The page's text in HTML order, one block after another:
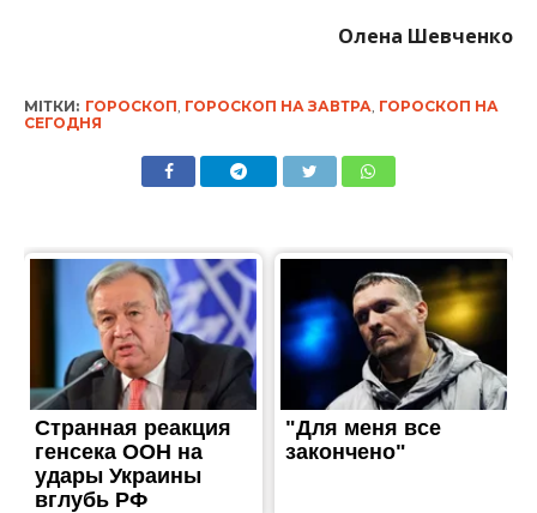
Олена Шевченко
МІТКИ: ГОРОСКОП ГОРОСКОП НА ЗАВТРА ГОРОСКОП НА
СЕГОДНЯ